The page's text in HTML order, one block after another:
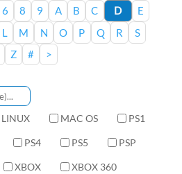
6 8 9 A B C D
E
L M N O P Q R
S
Z # >
LINUX MAC OS PS1
PS4 PS5 PSP
XBOX XBOX 360